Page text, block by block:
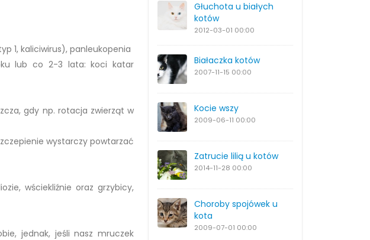
Głuchota u białych
kotów
2012-03-01 00:00
Białaczka kotów
2007-11-15 00:00
Kocie wszy
2009-06-11 00:00
Zatrucie lilią u kotów
2014-11-28 00:00
Choroby spojówek u
kota
2009-07-01 00:00
1, kaliciwirus), panleukopenia
lub co 2-3 lata: koci katar
gdy np. rotacja zwierząt w
wystarczy powtarzać
wściekliźnie oraz grzybicy,
jednak, jeśli nasz mruczek